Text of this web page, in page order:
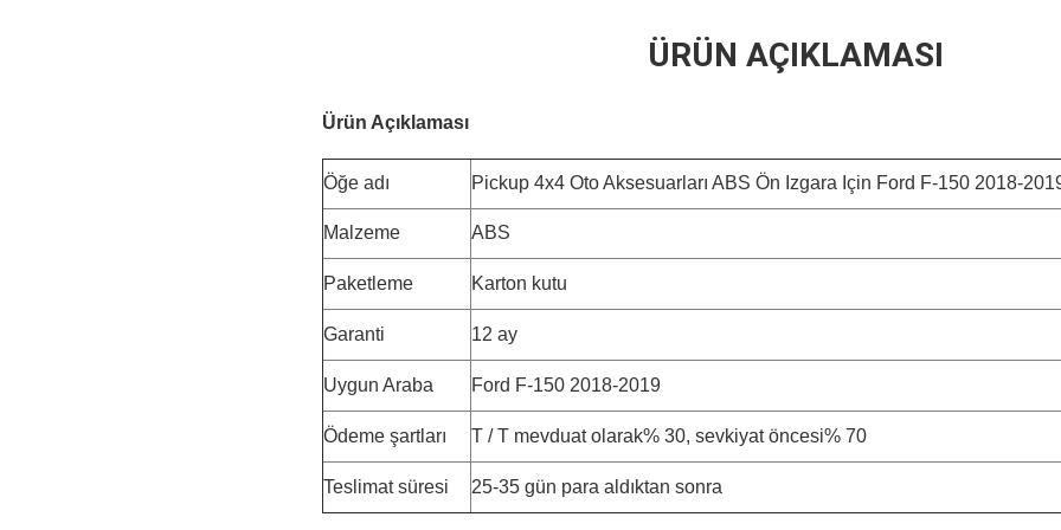
ÜRÜN AÇIKLAMASI
Ürün Açıklaması
Öğe adı Pickup 4x4 Oto Aksesuarları ABS Ön Izgara Için Ford F-150 2018-
Malzeme ABS
Paketleme Karton kutu
Garanti 12 ay
Uygun Araba Ford F-150 2018-2019
Ödeme şartları T / T mevduat olarak% 30, sevkiyat öncesi% 70
Teslimat süresi 25-35 gün para aldıktan sonra